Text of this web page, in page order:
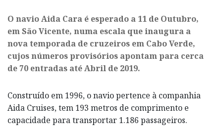
​O navio Aida Cara é esperado a 11 de Outubro,
em São Vicente, numa escala que inaugura a
nova temporada de cruzeiros em Cabo Verde,
cujos números provisórios apontam para cerca
de 70 entradas até Abril de 2019.
Construído em 1996, o navio pertence à companhia
Aida Cruises, tem 193 metros de comprimento e
capacidade para transportar 1.186 passageiros.